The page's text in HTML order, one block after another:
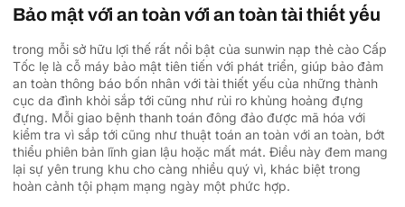
Bảo mật với an toàn với an toàn tài thiết yếu
trong mỗi sở hữu lợi thế rất nổi bật của sunwin nạp thẻ cào Cấp
Tốc lẹ là cỗ máy bảo mật tiên tiến với phát triển, giúp bảo đảm
an toàn thông báo bốn nhân với tài thiết yếu của những thành
cục da đình khỏi sắp tới cũng như rủi ro khủng hoảng đựng
đựng. Mỗi giao bệnh thanh toán đông đảo được mã hóa với
kiểm tra vì sắp tới cũng như thuật toán an toàn với an toàn, bớt
thiểu phiên bản lĩnh gian lậu hoặc mất mát. Điều này đem mang
lại sự yên trung khu cho càng nhiều quý vì, khác biệt trong
hoàn cảnh tội phạm mạng ngày một phức hợp.